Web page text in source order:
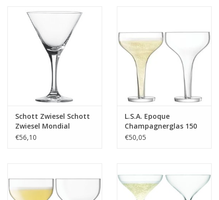
Schott Zwiesel Schott
Zwiesel Mondial
Martiniglas 86 - 0.24
€56,10
L.S.A. Epoque
Champagnerglas 150
ml 2er-Set - Copy
€50,05